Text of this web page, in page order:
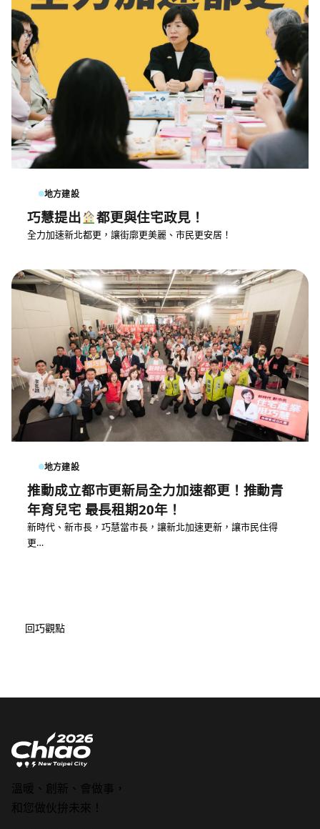
地方建設
巧慧提出 都更與住宅政見！
全力加速新北都更，讓街廓更美麗、市民更安居！
地方建設
推動成立都市更新局全力加速都更！推動青
年育兒宅 最長租期20年！
新時代、新市長，巧慧當市長，讓新北加速更新，讓市民住得
更…
回巧觀點
溫暖、創新、會做事，
和您做伙拚未來！